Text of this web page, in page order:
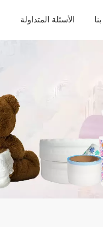
الأسئلة المتداولة